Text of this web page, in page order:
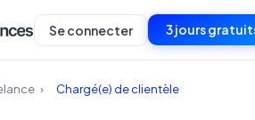
Se connecter 3 jours
› Chargé(e) de clientèle